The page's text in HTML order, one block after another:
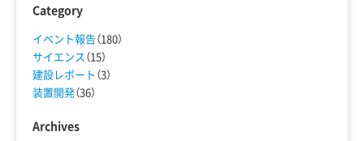
Category
イベント報告（180）
サイエンス （15）
建設レポート （3）
装置開発（36）
Archives